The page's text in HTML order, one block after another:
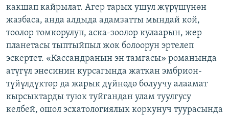
какшап кайрылат. Агер тарых ушул жүрүшүнөн
жазбаса, анда алдыда адамзатты мындай кой,
тоолор томкорулуп, аска-зоолор кулаарын, жер
планетасы тыптыйпыл жок болоорун эртелеп
эскертет. «Кассандранын эн тамгасы» романында
атүгүл энесинин курсагында жаткан эмбрион-
түйүлдүктөр да жарык дүйнөдө болуучу алаамат
кырсыктарды туюк туйгандан улам туулгусу
келбей, ошол эсхатологиялык коркунуч туурасында